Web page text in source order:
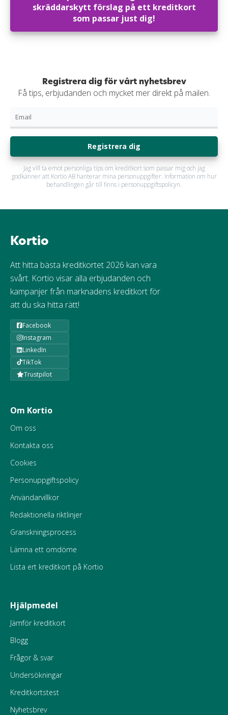
skräddarskytt förslag på ett kreditkort
som passar just dig!
Registrera dig för vårt nyhetsbrev
Få tips, erbjudanden och mycket mer direkt på mailen.
Registrera dig
Jag vill ta emot personliga tips om kreditkort som passar mig och jag
godkänner att Kortio AB hanterar mina personuppgifter. Information om hur
behandlingen går till finns i personuppgiftspolicyn.
Kortio
Att hitta bästa kreditkortet 2026 kan vara
svårt. Kortio visar alla erbjudanden och
kampanjer från marknadens kreditkort för
att du ska hitta rätt!
Facebook
Instagram
LinkedIn
TikTok
Trustpilot
Om Kortio
Om oss
Kontakta oss
Cookies
Personuppgiftspolicy
Användarvillkor
Redaktionella riktlinjer
Granskningsprocess
Lämna ett omdöme
Lista ert kreditkort på Kortio
Hjälpmedel
Jämför kreditkort
Blogg
Frågor & svar
Undersökningar
Kreditkortstest
Nyhetsbrev